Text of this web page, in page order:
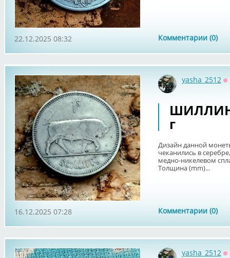
Комментарии (0)
22.12.2025 08:32
yasha_2512
г
Дизайн данной
чеканились в
медно-никелевом
Толщина (mm)...
Комментарии (0)
16.12.2025 07:28
yasha_2512